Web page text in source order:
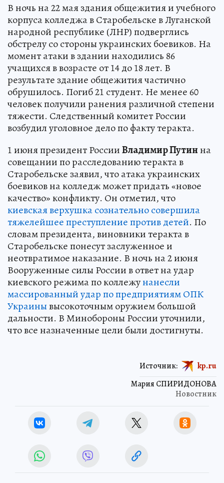
В ночь на 22 мая здания общежития и учебного
корпуса колледжа в Старобельске в Луганской
народной республике (ЛНР) подверглись
обстрелу со стороны украинских боевиков. На
момент атаки в здании находились 86
учащихся в возрасте от 14 до 18 лет. В
результате здание общежития частично
обрушилось. Погиб 21 студент. Не менее 60
человек получили ранения различной степени
тяжести. Следственный комитет России
возбудил уголовное дело по факту теракта.
1 июня президент РоссииВладимир Путинна
совещании по расследованию теракта в
Старобельске заявил, что атака украинских
боевиков на колледж может придать «новое
качество» конфликту. Он отметил, что
киевская верхушка сознательно совершила
тяжелейшее преступление против детей. По
словам президента, виновники теракта в
Старобельске понесут заслуженное и
неотвратимое наказание. В ночь на 2 июня
Вооруженные силы России в ответ на удар
киевского режима по коллежунанесли
массированный удар по предприятиям ОПК
Украинывысокоточным оружием большой
дальности. В Минобороны России уточнили,
что все назначенные цели были достигнуты.
Мария СПИРИДОНОВА
Новостник
Источник: kp.ru